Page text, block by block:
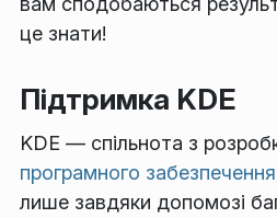
це знати!
Підтримка KDE
KDE — спільнота з
програмного забезпечення
лише завдяки допомозі